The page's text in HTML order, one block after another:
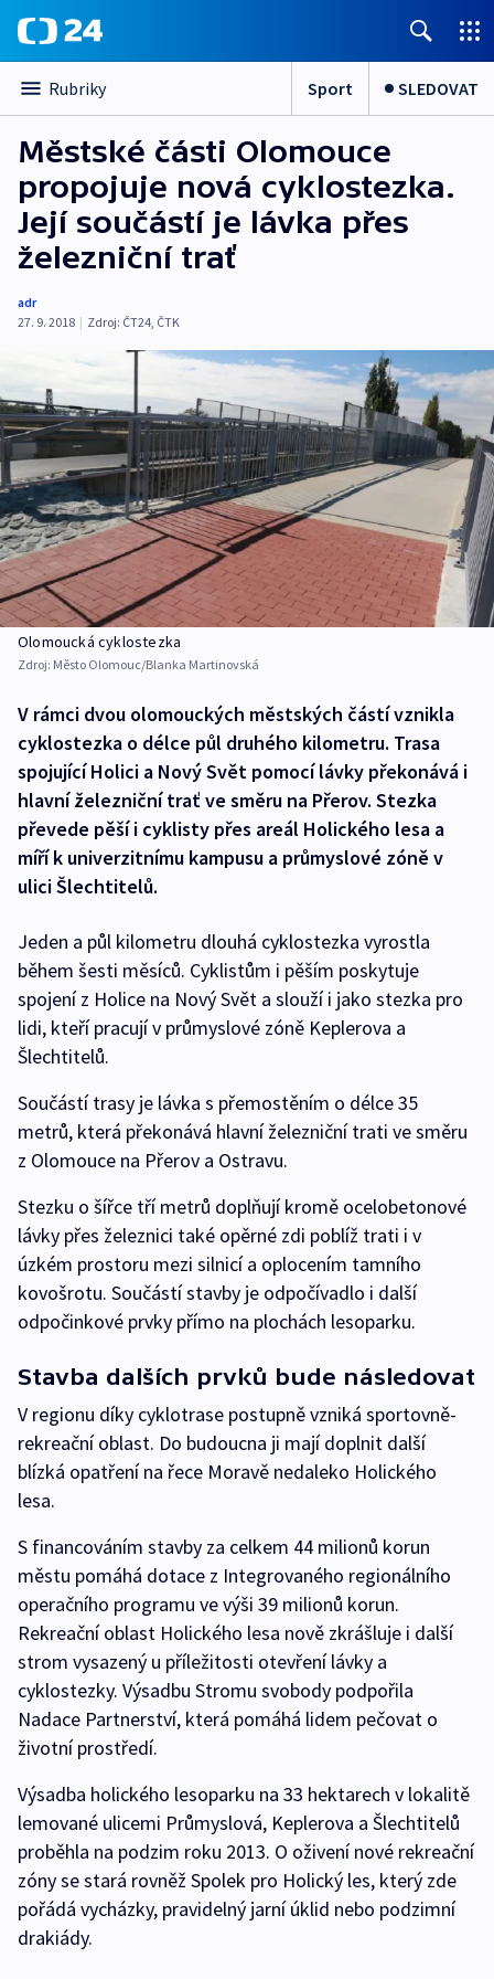
Rubriky Sport SLEDOVAT
Městské části Olomouce
propojuje nová cyklostezka.
Její součástí je lávka přes
železniční trať
adr
27. 9. 2018 | Zdroj: ČT24, ČTK
Olomoucká cyklostezka
Zdroj: Město Olomouc/Blanka Martinovská
V rámci dvou olomouckých městských částí vznikla
cyklostezka o délce půl druhého kilometru. Trasa
spojující Holici a Nový Svět pomocí lávky překonává i
hlavní železniční trať ve směru na Přerov. Stezka
převede pěší i cyklisty přes areál Holického lesa a
míří k univerzitnímu kampusu a průmyslové zóně v
ulici Šlechtitelů.
Jeden a půl kilometru dlouhá cyklostezka vyrostla
během šesti měsíců. Cyklistům i pěším poskytuje
spojení z Holice na Nový Svět a slouží i jako stezka pro
lidi, kteří pracují v průmyslové zóně Keplerova a
Šlechtitelů.
Součástí trasy je lávka s přemostěním o délce 35
metrů, která překonává hlavní železniční trati ve směru
z Olomouce na Přerov a Ostravu.
Stezku o šířce tří metrů doplňují kromě ocelobetonové
lávky přes železnici také opěrné zdi poblíž trati i v
úzkém prostoru mezi silnicí a oplocením tamního
kovošrotu. Součástí stavby je odpočívadlo i další
odpočinkové prvky přímo na plochách lesoparku.
Stavba dalších prvků bude následovat
V regionu díky cyklotrase postupně vzniká sportovně-
rekreační oblast. Do budoucna ji mají doplnit další
blízká opatření na řece Moravě nedaleko Holického
lesa.
S financováním stavby za celkem 44 milionů korun
městu pomáhá dotace z Integrovaného regionálního
operačního programu ve výši 39 milionů korun.
Rekreační oblast Holického lesa nově zkrášluje i další
strom vysazený u příležitosti otevření lávky a
cyklostezky. Výsadbu Stromu svobody podpořila
Nadace Partnerství, která pomáhá lidem pečovat o
životní prostředí.
Výsadba holického lesoparku na 33 hektarech v lokalitě
lemované ulicemi Průmyslová, Keplerova a Šlechtitelů
proběhla na podzim roku 2013. O oživení nové rekreační
zóny se stará rovněž Spolek pro Holický les, který zde
pořádá vycházky, pravidelný jarní úklid nebo podzimní
drakiády.